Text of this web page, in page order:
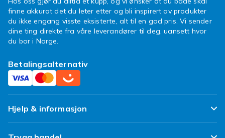
profil, mens andre velger et mer robust design
for maksimal trygghet.
Gjør mobilen din en tjeneste. Velg et etui som
gjennom vårt utvalg og finn den perfekte
matchen for din Samsung Galaxy Z Fold 3 i
dag!
finne akkurat det du leter etter og bli inspirert av produkter
du ikke engang visste eksisterte, alt til en god pris. Vi sender
dine ting direkte fra våre leverandører til deg, uansett hvor
du bor i Norge.
Betalingsalternativ
Hjelp & informasjon
Ofte stilte spørsmål